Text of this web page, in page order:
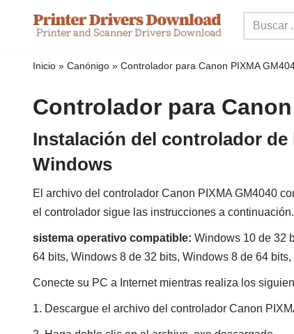
Inicio » Canónigo » Controlador para Canon PIXMA
Controlador para Canon
Instalación del controlador de
Windows
El archivo del controlador Canon PIXMA GM4040
el controlador sigue las instrucciones a continuación.
sistema operativo compatible: Windows 10 de 32
64 bits, Windows 8 de 32 bits, Windows 8 de 64
Conecte su PC a Internet mientras realiza los
1. Descargue el archivo del controlador Canon